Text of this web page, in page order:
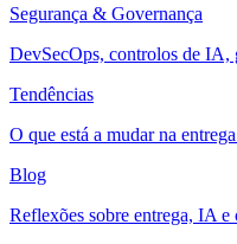
Segurança & Governança
DevSecOps, controlos de
Tendências
O que está a mudar na
Blog
Reflexões sobre entrega, IA